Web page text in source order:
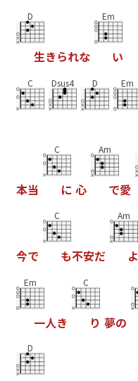
D
生きられな
Em
い
C Dsus4 D Em
本当
C
に 心
Am
で愛
今で
C
も不安だ
Am
よ
Em
一人き
C
り 夢の
D